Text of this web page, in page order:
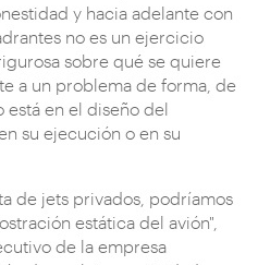
y hacia adelante con
no es un ejercicio
sobre qué se quiere
a un problema de forma, de
está en el diseño del
su ejecución o en su
de jets privados, podríamos
estática del avión",
de la empresa